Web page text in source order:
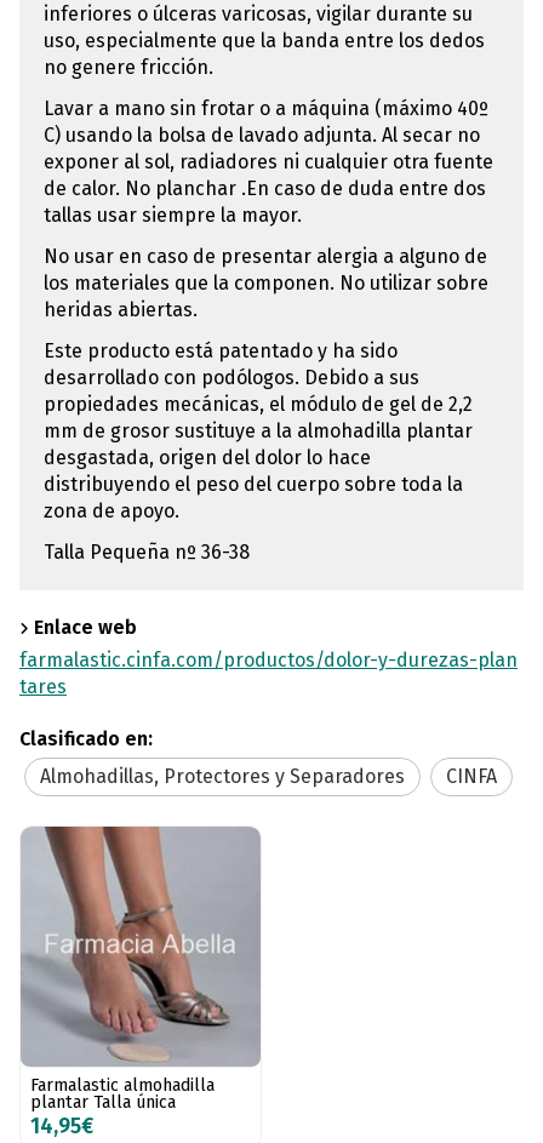
inferiores o úlceras varicosas, vigilar durante su
uso, especialmente que la banda entre los dedos
no genere fricción.
Lavar a mano sin frotar o a máquina (máximo 40º
C) usando la bolsa de lavado adjunta. Al secar no
exponer al sol, radiadores ni cualquier otra fuente
de calor. No planchar .En caso de duda entre dos
tallas usar siempre la mayor.
No usar en caso de presentar alergia a alguno de
los materiales que la componen. No utilizar sobre
heridas abiertas.
Este producto está patentado y ha sido
desarrollado con podólogos. Debido a sus
propiedades mecánicas, el módulo de gel de 2,2
mm de grosor sustituye a la almohadilla plantar
desgastada, origen del dolor lo hace
distribuyendo el peso del cuerpo sobre toda la
zona de apoyo.
Talla Pequeña nº 36-38
Enlace web
farmalastic.cinfa.com/productos/dolor-y-durezas-plan
tares
Clasificado en:
Almohadillas, Protectores y Separadores
CINFA
Farmalastic almohadilla
plantar Talla única
14,95€